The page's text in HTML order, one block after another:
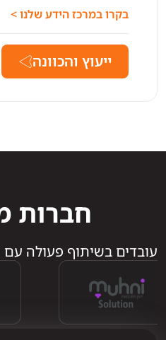
בקרו במרכז הידע שלנו >
ייעוץ והכוונה
חברות
עובדים בשיתוף פעולה